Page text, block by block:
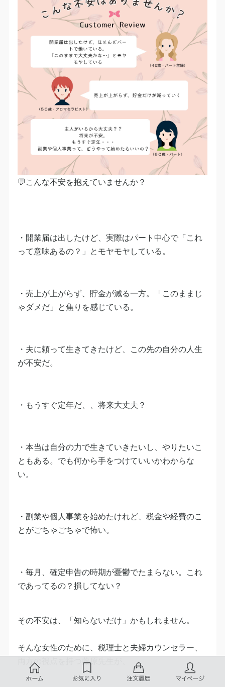
💬こんな不安を抱えていませんか？
・開業届は出したけど、実際はパート中心で「これ
って意味あるの？」とモヤモヤしている。
・売上が上がらず、貯金が減る一方。「このままじ
ゃダメだ」と焦りを感じている。
・夫に頼って生きてきたけど、この先の自分の人生
が不安だ。
・もうすぐ定年だ、、将来大丈夫？
・本当は自分の力で生きていきたいし、やりたいこ
ともある。でも何から手をつけていいかわからな
い。
・副業や個人事業を始めたけれど、税金や経費のこ
とがごちゃごちゃで怖い。
・毎月、確定申告の時期が憂鬱でたまらない。これ
であってるの？損してない？
その不安は、「知らないだけ」かもしれません。
そんな女性のために、税理士と夫婦カウンセラー、
両方の視点を持つ藤原先生が、